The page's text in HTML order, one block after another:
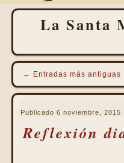
La Santa
← Entradas más antiguas
Publicado 6 noviembre, 2015
Reflexión